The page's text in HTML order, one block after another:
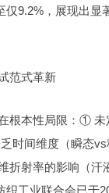
仅9.2%，展现出显
范式革新
根本性局限：① 未
时间维度（瞬态
折射率的影响（汗
工业联合会已于